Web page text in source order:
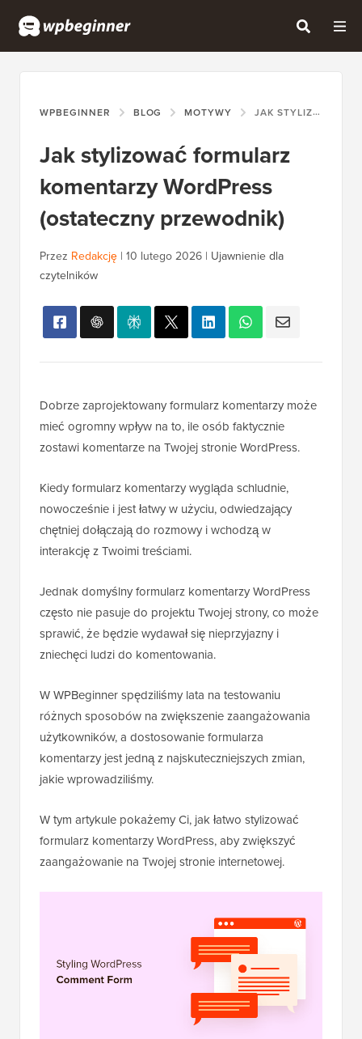
WPBEGINNER BLOG MOTYWY JAK STYLIZOWAĆ FORMULARZ KOMENTARZY WORDPRESS (OSTATECZNY PRZEWODNIK)
Jak stylizować formularz
komentarzy WordPress
(ostateczny przewodnik)
Przez Redakcję | 10 lutego 2026 | Ujawnienie dla
czytelników
Dobrze zaprojektowany formularz komentarzy może
mieć ogromny wpływ na to, ile osób faktycznie
zostawi komentarze na Twojej stronie WordPress.
Kiedy formularz komentarzy wygląda schludnie,
nowocześnie i jest łatwy w użyciu, odwiedzający
chętniej dołączają do rozmowy i wchodzą w
interakcję z Twoimi treściami.
Jednak domyślny formularz komentarzy WordPress
często nie pasuje do projektu Twojej strony, co może
sprawić, że będzie wydawał się nieprzyjazny i
zniechęci ludzi do komentowania.
W WPBeginner spędziliśmy lata na testowaniu
różnych sposobów na zwiększenie zaangażowania
użytkowników, a dostosowanie formularza
komentarzy jest jedną z najskuteczniejszych zmian,
jakie wprowadziliśmy.
W tym artykule pokażemy Ci, jak łatwo stylizować
formularz komentarzy WordPress, aby zwiększyć
zaangażowanie na Twojej stronie internetowej.